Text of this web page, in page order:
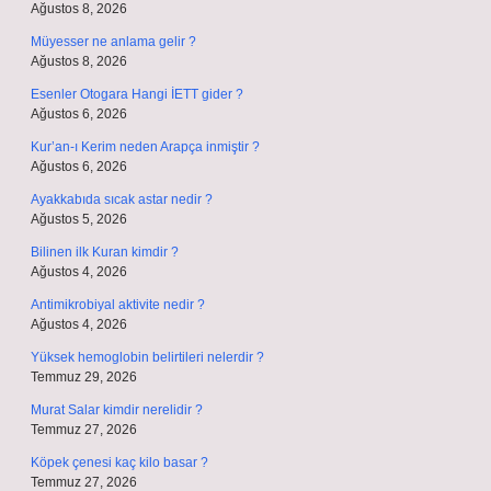
Ağustos 8, 2026
Müyesser ne anlama gelir ?
Ağustos 8, 2026
Esenler Otogara Hangi İETT gider ?
Ağustos 6, 2026
Kur’an-ı Kerim neden Arapça inmiştir ?
Ağustos 6, 2026
Ayakkabıda sıcak astar nedir ?
Ağustos 5, 2026
Bilinen ilk Kuran kimdir ?
Ağustos 4, 2026
Antimikrobiyal aktivite nedir ?
Ağustos 4, 2026
Yüksek hemoglobin belirtileri nelerdir ?
Temmuz 29, 2026
Murat Salar kimdir nerelidir ?
Temmuz 27, 2026
Köpek çenesi kaç kilo basar ?
Temmuz 27, 2026